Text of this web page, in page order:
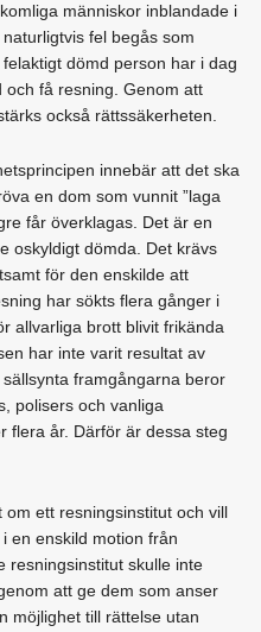
människor inblandade i
fel begås som
dömd person har i dag
och få resning. Genom att
också rättssäkerheten.
innebär att det ska
en dom som vunnit ”laga
får överklagas. Det är en
oskyldigt dömda. Det krävs
för den enskilde att
har sökts flera gånger i
allvarliga brott blivit frikända
har inte varit resultat av
framgångarna beror
polisers och vanliga
flera år. Därför är dessa steg
ett resningsinstitut och vill
en enskild motion från
resningsinstitut skulle inte
att ge dem som anser
möjlighet till rättelse utan